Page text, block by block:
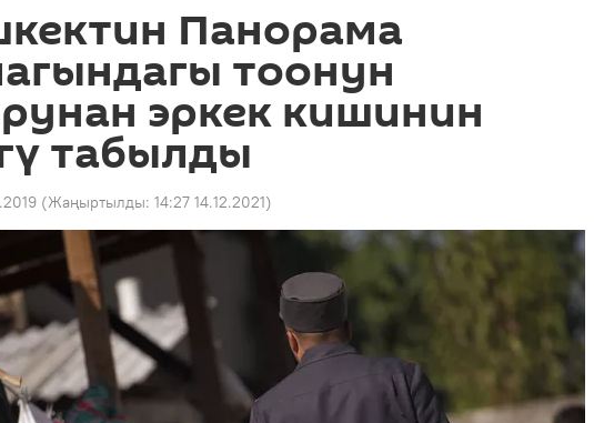
Панорама
тоонун
эркек кишинин
табылды
(Жаңыртылды: 14:27 14.12.2021)